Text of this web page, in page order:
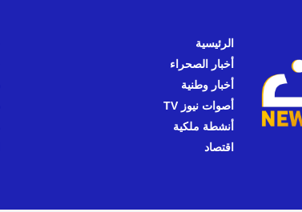
الرئيسية
أخبار الصحراء
أخبار وطنية
أصوات نيوز TV
أنشطة ملكية
اقتصاد